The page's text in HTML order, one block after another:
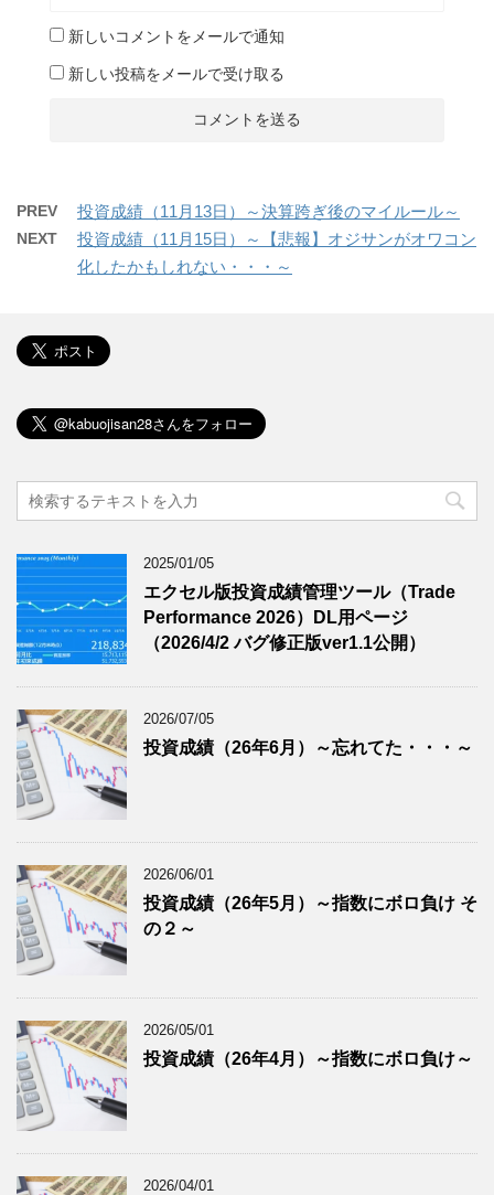
新しいコメントをメールで通知
新しい投稿をメールで受け取る
PREV 投資成績（11月13日）～決算跨ぎ後のマイルール～
NEXT
投資成績（11月15日）～【悲報】オジサンがオワコン
化したかもしれない・・・～
2025/01/05
エクセル版投資成績管理ツール（Trade
Performance 2026）DL用ページ
（2026/4/2 バグ修正版ver1.1公開）
2026/07/05
投資成績（26年6月）～忘れてた・・・～
2026/06/01
投資成績（26年5月）～指数にボロ負け そ
の２～
2026/05/01
投資成績（26年4月）～指数にボロ負け～
2026/04/01